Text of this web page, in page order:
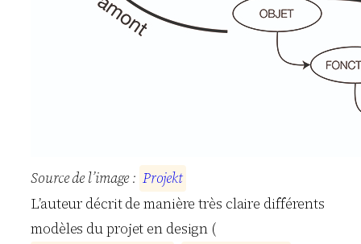
Source de l’image : Projekt
L’auteur décrit de manière très claire différents
modèles du projet en design (